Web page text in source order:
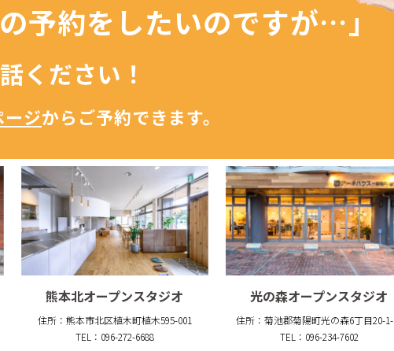
予約を したいのですが…」
ください！
ジからご予約できます。
熊本北オープンスタジオ
住所：熊本市北区植木町植木595-001
TEL：096-272-6688
光の森オープンスタジオ
住所：菊池郡菊陽町光の森6丁目20-
TEL：096-234-7602